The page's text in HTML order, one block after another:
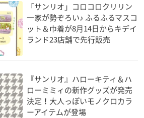
「サンリオ」コロコロクリリン
一家が勢ぞろい♪ ふるふるマスコ
ット＆巾着が8月14日からキデイ
ランド23店舗で先行販売
『サンリオ』ハローキティ＆ハ
ローミミィの新作グッズが発売
決定！大人っぽいモノクロカラ
ーアイテムが登場